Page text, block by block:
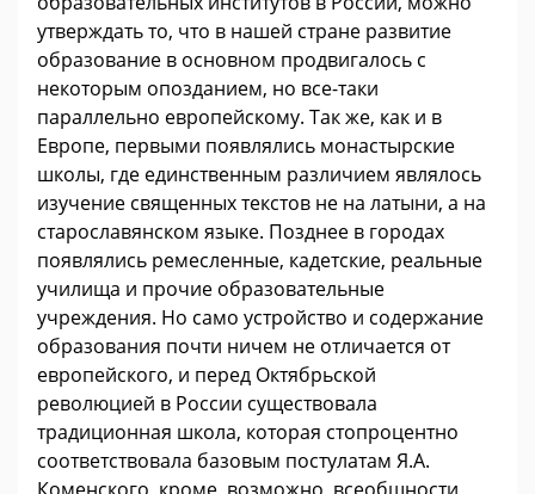
утверждать то, что в нашей стране развитие
образование в основном продвигалось с
некоторым опозданием, но все-таки
параллельно европейскому. Так же, как и в
Европе, первыми появлялись монастырские
школы, где единственным различием являлось
изучение священных текстов не на латыни, а на
старославянском языке. Позднее в городах
появлялись ремесленные, кадетские, реальные
училища и прочие образовательные
учреждения. Но само устройство и содержание
образования почти ничем не отличается от
европейского, и перед Октябрьской
революцией в России существовала
традиционная школа, которая стопроцентно
соответствовала базовым постулатам Я.А.